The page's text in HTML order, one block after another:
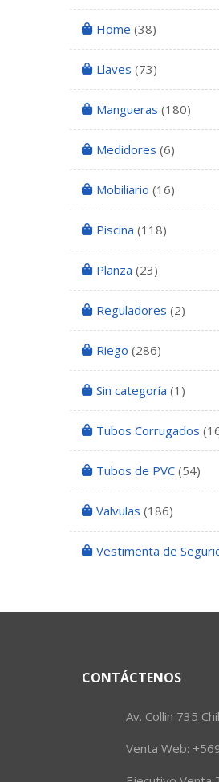
Home (38)
Llaves (73)
Mangueras (180)
Medidores (6)
Mobiliario (16)
Piscina (118)
Planza (23)
Reguladores (2)
Riego (286)
Sin categoría (1)
Tubos Corrugados
Tubos de PVC (54)
Valvulas (186)
Vestimenta de
CONTÁCTENOS
Av. Collin 735
Venta Web: